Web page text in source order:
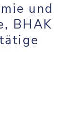
und
BHAK